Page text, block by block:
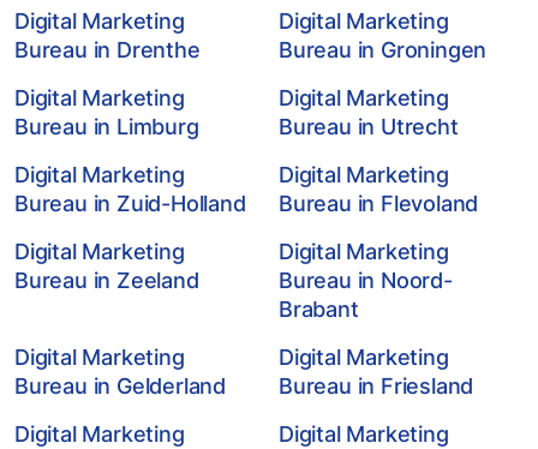
Digital Marketing
Bureau in Drenthe
Digital Marketing
Bureau in Groningen
Digital Marketing
Bureau in Limburg
Digital Marketing
Bureau in Utrecht
Digital Marketing
Bureau in Zuid-Holland
Digital Marketing
Bureau in Flevoland
Digital Marketing
Bureau in Zeeland
Digital Marketing
Bureau in Noord-
Brabant
Digital Marketing
Bureau in Gelderland
Digital Marketing
Bureau in Friesland
Digital Marketing
Digital Marketing